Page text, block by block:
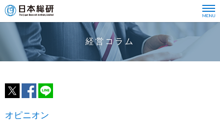
経営コラム
オピニオン